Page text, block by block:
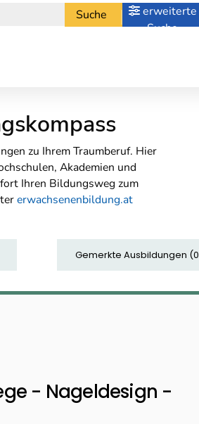
Suche
erweiterte
Suche
zu Ihrem Traumberuf. Hier
Akademien und
Ihren Bildungsweg zum
erwachsenenbildung.at
Gemerkte Ausbildungen (0
- Nageldesign -